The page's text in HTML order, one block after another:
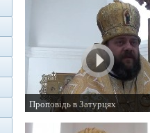
Проповідь в Затурцях